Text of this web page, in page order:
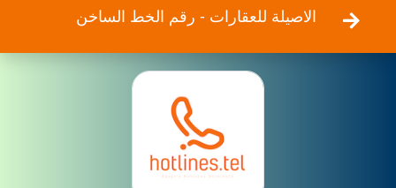
الاصيلة للعقارات - رقم الخط الساخن